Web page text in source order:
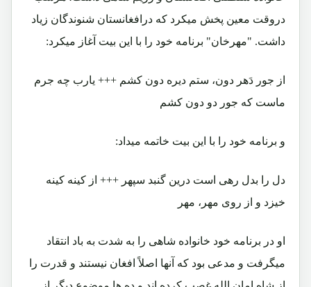
دروقت معین پخش میکرد که درافغانستان شنوندگان زیاد
داشت. "مهرخان" برنامه خود را با این بیت آغاز میکرد:
از جور دَهر دون، ستم دیره دون کشم +++ یارب چه جرم
ماست که جور دو دون کشم
و برنامه خود را با این بیت خاتمه میداد:
دل را بدل رهی است درین گنبد سپهر +++ از کینه کینه
خیزد و از روی مهر، مهر
او در برنامه خود خانواده شاهی را به شدت به باد انتقاد
میگرفت و مدعی بود که آنها اصلاً افغان نیستند و قدرت را